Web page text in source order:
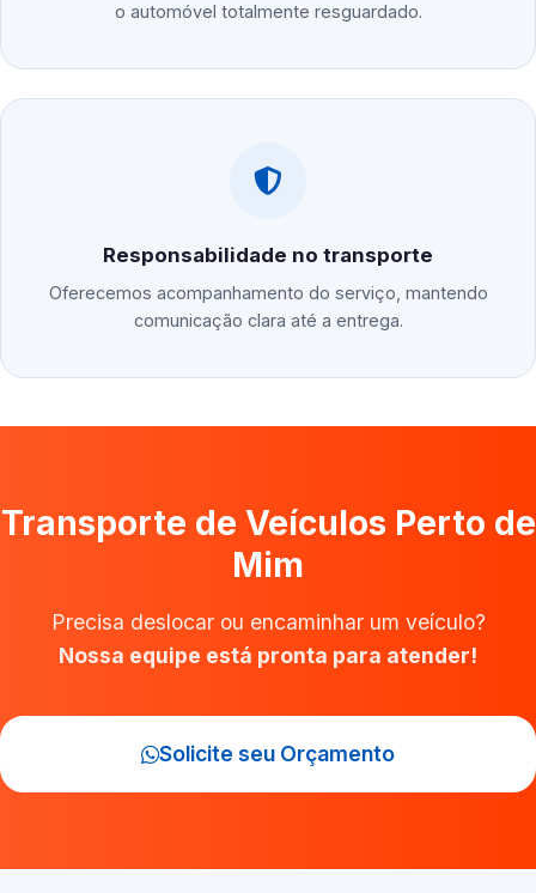
o automóvel totalmente resguardado.
Responsabilidade no transporte
Oferecemos acompanhamento do serviço, mantendo
comunicação clara até a entrega.
Transporte de Veículos Perto de
Mim
Precisa deslocar ou encaminhar um veículo?
Nossa equipe está pronta para atender!
Solicite seu Orçamento